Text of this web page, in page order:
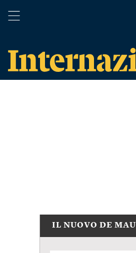
IL NUOVO DE